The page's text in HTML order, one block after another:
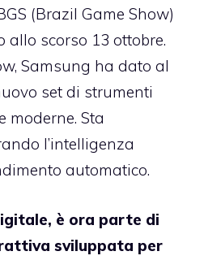
(Brazil Game Show)
allo scorso 13 ottobre.
Samsung ha dato al
set di strumenti
moderne. Sta
l’intelligenza
automatico.
è ora parte di
sviluppata per